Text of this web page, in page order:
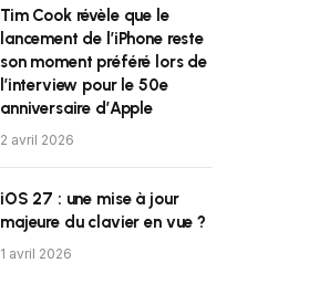
Tim Cook révèle que le
lancement de l’iPhone reste
son moment préféré lors de
l’interview pour le 50e
anniversaire d’Apple
2 avril 2026
iOS 27 : une mise à jour
majeure du clavier en vue ?
1 avril 2026